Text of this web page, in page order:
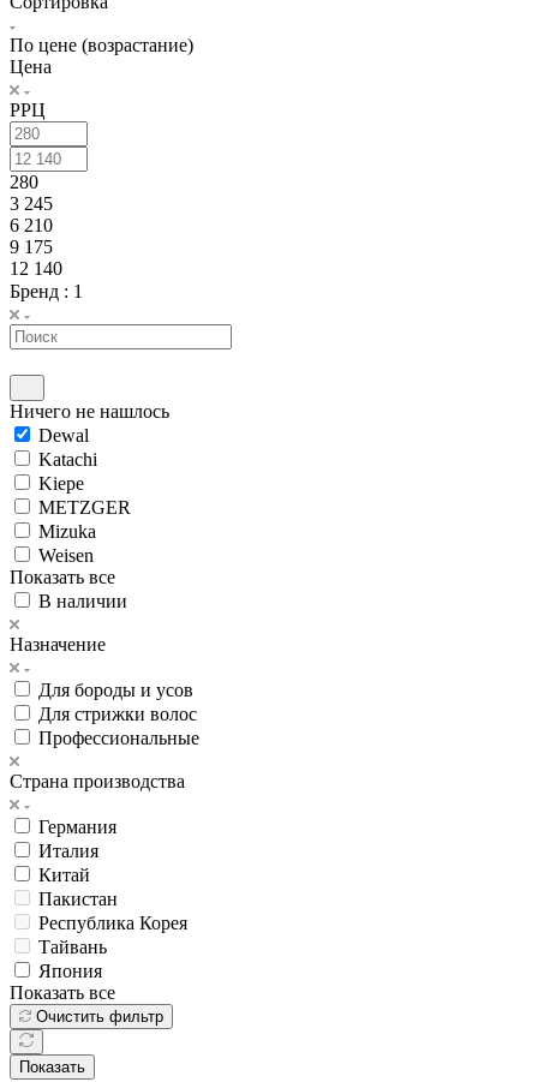
По цене (возрастание)
Цена
РРЦ
280
3 245
6 210
9 175
12 140
Бренд : 1
Ничего не нашлось
Dewal
Katachi
Kiepe
METZGER
Mizuka
Weisen
Показать все
В наличии
Назначение
Для бороды и усов
Для стрижки волос
Профессиональные
Страна производства
Германия
Италия
Китай
Пакистан
Республика Корея
Тайвань
Япония
Показать все
Очистить фильтр
Показать